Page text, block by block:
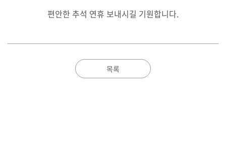
편안한 추석 연휴 보내시길 기원합니다.
목록